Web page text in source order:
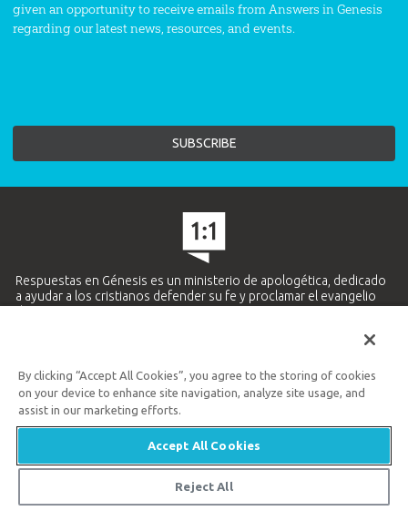
given an opportunity to receive emails from Answers in Genesis
regarding our latest news, resources, and events.
Respuestas en Génesis es un ministerio de apologética, dedicado
a ayudar a los cristianos defender su fe y proclamar el evangelio
Ministerio Hispano y Latinoamericano
Available Monday–Friday | 9 AM–5 PM ET
© 2026 Respuestas en Génesis
By clicking “Accept All Cookies”, you agree to the storing of cookies
on your device to enhance site navigation, analyze site usage, and
assist in our marketing efforts.
Accept All Cookies
Reject All